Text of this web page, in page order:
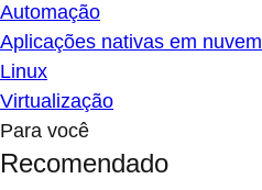
Automação
Aplicações nativas em nuvem
Linux
Virtualização
Para você
Recomendado